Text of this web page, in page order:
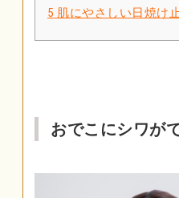
5 肌にやさしい日焼け
おでこにシワが